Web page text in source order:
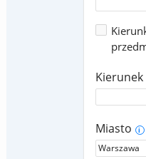
Miasto i